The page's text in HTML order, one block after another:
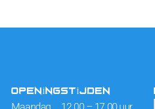
OPENINGSTIJDEN
Maandag 12.00 – 17.00 uur